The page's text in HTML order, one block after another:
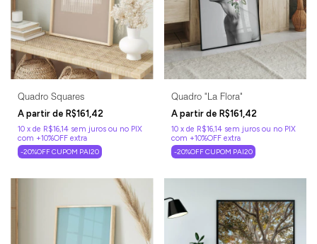
Quadro Squares
R$161,42
10 x de R$16,14 sem juros
-20%OFF CUPOM PAI20
Quadro "La Flora"
R$161,42
10 x de R$16,14 sem juros
-20%OFF CUPOM PAI20